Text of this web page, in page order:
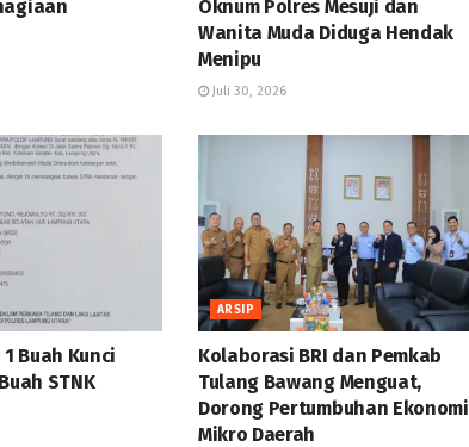
Oknum Polres Mesuji dan
Wanita Muda Diduga Hendak
Menipu
Juli 30, 2026
Buah Kunci
STNK
ARSIP
Kolaborasi BRI dan Pemkab
Tulang Bawang Menguat,
Dorong Pertumbuhan Ekonomi
Mikro Daerah